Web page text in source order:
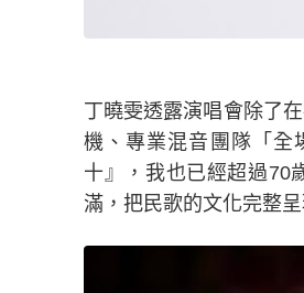
丁曉雯透露演唱會除了
機、專業混音團隊「全
十』，我也已經超過70
滿，把民歌的文化完整